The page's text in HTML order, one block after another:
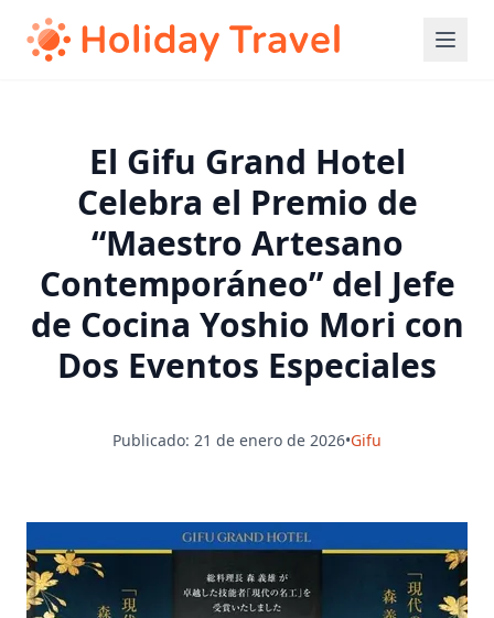
El Gifu Grand Hotel
Celebra el Premio de
“Maestro Artesano
Contemporáneo” del Jefe
de Cocina Yoshio Mori con
Dos Eventos Especiales
Publicado: 21 de enero de 2026•Gifu